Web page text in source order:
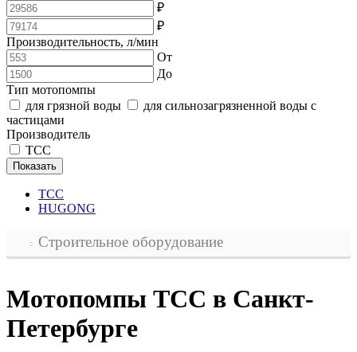
₽
₽
Производительность, л/мин
От
До
Тип мотопомпы
для грязной воды
для сильнозагрязненной воды с
частицами
Производитель
ТСС
Показать
ТСС
HUGONG
Строительное оборудование
Мотопомпы ТСС в Санкт-
Петербурге